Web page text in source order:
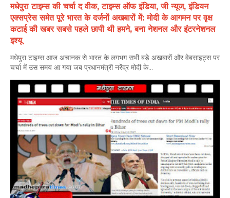
मधेपुरा टाइम्स की चर्चा द वीक, टाइम्स ऑफ इंडिया, जी न्यूज, इंडियन
एक्सप्रेस समेत पूरे भारत के दर्जनों अखबारों में: मोदी के आगमन पर वृक्ष
कटाई की खबर सबसे पहले छापी थी हमने, बना नेशनल और इंटरनेशनल
इश्यू
मधेपुरा टाइम्स आज अचानक से भारत के लगभग सभी बड़े अखबारों और वेबसाइट्स पर
चर्चा में उस समय आ गया जब प्रधानमंत्री नरेंद्र मोदी के...